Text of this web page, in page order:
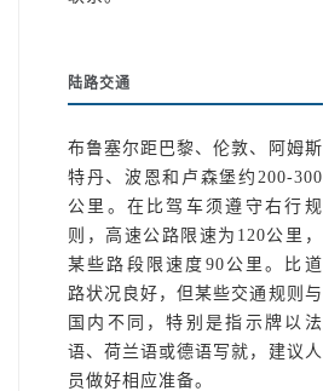
陆路交通
布鲁塞尔距巴黎、伦敦、阿姆斯
特丹、波恩和卢森堡约200-300
公里。在比驾车须遵守右行规
则，高速公路限速为120公里，
某些路段限速度90公里。比道
路状况良好，但某些交通规则与
国内不同，特别是指示牌以法
语、荷兰语或德语写就，建议人
员做好相应准备。